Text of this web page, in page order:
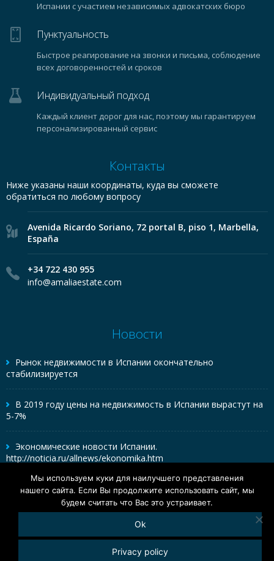
Испании с участием независимых адвокатских бюро
Пунктуальность
Быстрое реагирование на звонки и письма, соблюдение
всех договоренностей и сроков
Индивидуальный подход
Каждый клиент дорог для нас, поэтому мы гарантируем
персонализированный сервис
Контакты
Ниже указаны наши координаты, куда вы сможете
обратиться по любому вопросу
Avenida Ricardo Soriano, 72 portal B, piso 1, Marbella,
España
+34 722 430 955
info@amaliaestate.com
Новости
Рынок недвижимости в Испании окончательно
стабилизируется
В 2019 году цены на недвижимость в Испании вырастут на
5-7%
Экономические новости Испании.
http://noticia.ru/allnews/ekonomika.htm
СделаноAdelina D
Мы используем куки для наилучшего представления
нашего сайта. Если Вы продолжите использовать сайт, мы
будем считать что Вас это устраивает.
Ok
Privacy policy